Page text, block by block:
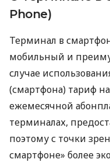
Phone)
Терминал в
мобильный и
случае
(смартфона) тариф
ежемесячной
терминалах,
поэтому с точки
смартфоне» более